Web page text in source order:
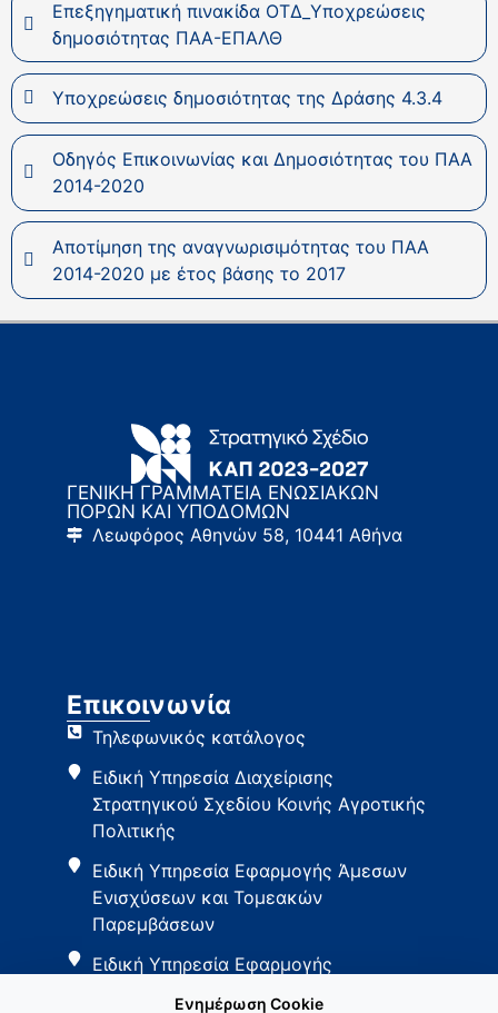
Επεξηγηματική πινακίδα ΟΤΔ_Υποχρεώσεις
δημοσιότητας ΠΑΑ-ΕΠΑΛΘ
Υποχρεώσεις δημοσιότητας της Δράσης 4.3.4
Οδηγός Επικοινωνίας και Δημοσιότητας του ΠΑΑ
2014-2020
Αποτίμηση της αναγνωρισιμότητας του ΠΑΑ
2014-2020 με έτος βάσης το 2017
ΓΕΝΙΚΗ ΓΡΑΜΜΑΤΕΙΑ ΕΝΩΣΙΑΚΩΝ
ΠΟΡΩΝ ΚΑΙ ΥΠΟΔΟΜΩΝ
Λεωφόρος Αθηνών 58, 10441 Αθήνα
Επικοινωνία
Τηλεφωνικός κατάλογος
Ειδική Υπηρεσία Διαχείρισης
Στρατηγικού Σχεδίου Κοινής Αγροτικής
Πολιτικής
Ειδική Υπηρεσία Εφαρμογής Άμεσων
Ενισχύσεων και Τομεακών
Παρεμβάσεων
Ειδική Υπηρεσία Εφαρμογής
Ενημέρωση Cookie